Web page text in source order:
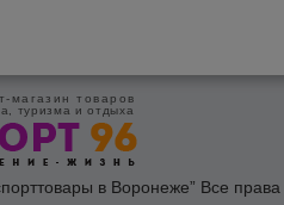
магазин товаров
туризма и отдыха
в Воронеже” Все права